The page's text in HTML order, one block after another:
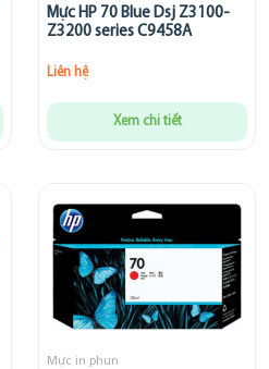
Mực HP 70 Blue Dsj Z3100-
Z3200 series C9458A
Liên hệ
Xem chi tiết
Mực in phun